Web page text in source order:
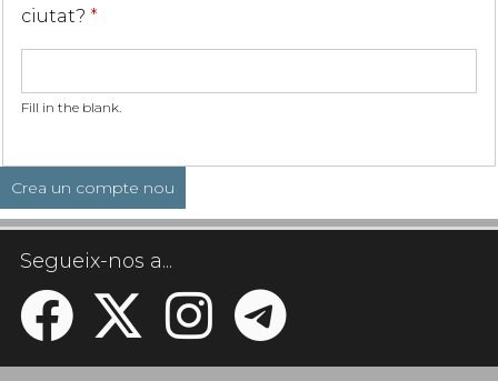
ciutat? *
Fill in the blank.
Segueix-nos a...